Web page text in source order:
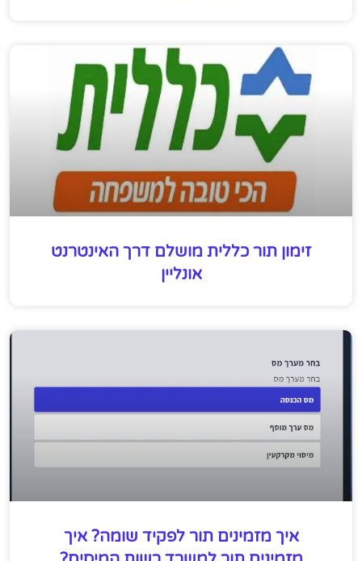
זימון תור כללית מושלם דרך האינטרנט
אונליין
איך מזמינים תור לפקיד שומה? איך